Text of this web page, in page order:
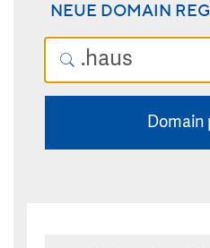
NEUE DOMAIN
Domain